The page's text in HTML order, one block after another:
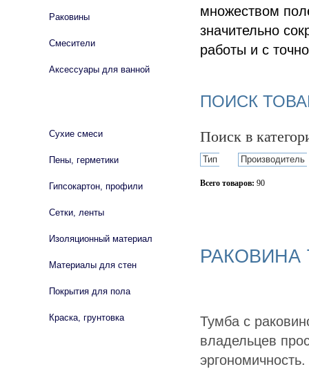
множеством
значительно
работы и с
ПОИСК
Поиск в
Тип Производитель
Всего товаров: 90
РАКОВИНА
Тумба с
владельцев
Раковины
Смесители
Аксессуары для ванной
Сухие смеси
Пены, герметики
Гипсокартон, профили
Сетки, ленты
Изоляционный материал
Материалы для стен
Покрытия для пола
Краска, грунтовка